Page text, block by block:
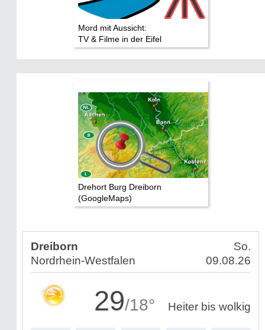
Mord mit Aussicht:
TV & Filme in der Eifel
Drehort Burg Dreiborn
(GoogleMaps)